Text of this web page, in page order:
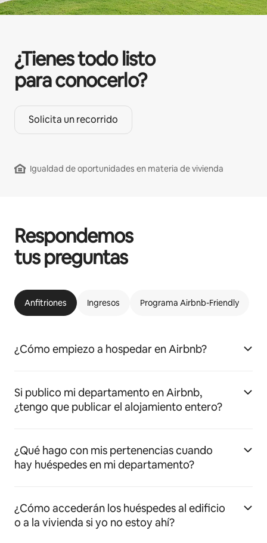
¿Tienes todo listo
para conocerlo?
Solicita un recorrido
Igualdad de oportunidades en materia de vivienda
Respondemos
tus preguntas
Anfitriones Ingresos Programa Airbnb-Friendly
¿Cómo empiezo a hospedar en Airbnb?
Si publico mi departamento en Airbnb,
¿tengo que publicar el alojamiento entero?
¿Qué hago con mis pertenencias cuando
hay huéspedes en mi departamento?
¿Cómo accederán los huéspedes al edificio
o a la vivienda si yo no estoy ahí?